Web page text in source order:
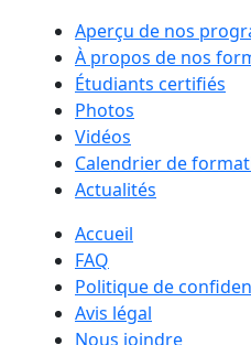
Aperçu de nos
À propos de nos
Étudiants certifiés
Photos
Vidéos
Calendrier de
Actualités
Accueil
FAQ
Politique de
Avis légal
Nous joindre